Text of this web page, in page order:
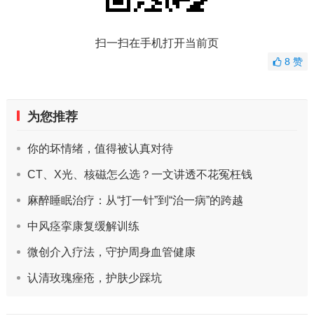
扫一扫在手机打开当前页
8赞
为您推荐
你的坏情绪，值得被认真对待
CT、X光、核磁怎么选？一文讲透不花冤枉钱
麻醉睡眠治疗：从“打一针”到“治一病”的跨越
中风痉挛康复缓解训练
微创介入疗法，守护周身血管健康
认清玫瑰痤疮，护肤少踩坑